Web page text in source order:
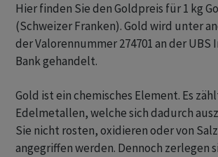
Hier finden Sie den Goldpreis für 1 kg
(Schweizer Franken). Gold wird unter
der Valorennummer 274701 an der UBS
Bank gehandelt.
Gold ist ein chemisches Element. Es
Edelmetallen, welche sich dadurch
Sie nicht rosten, oxidieren oder von
angegriffen werden. Dennoch zerlegen